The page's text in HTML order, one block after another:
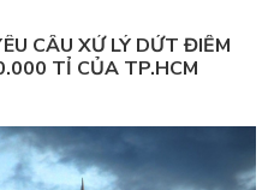
CẦU XỬ LÝ DỨT ĐIỂM
TỈ CỦA TP.HCM